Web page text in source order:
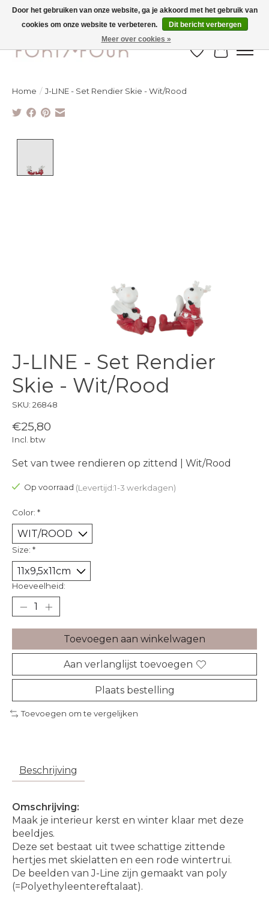
Ontdek de nieuwe najaarscollectie nu in de winkel - selectie online
Verlanglijst
Home / J-LINE - Set Rendier Skie - Wit/Rood
J-LINE - Set Rendier
Skie - Wit/Rood
SKU: 26848
€25,80
Incl. btw
Set van twee rendieren op zittend | Wit/Rood
Op voorraad (Levertijd:1-3 werkdagen)
Color: *
Size: *
Hoeveelheid:
Toevoegen aan winkelwagen
Aan verlanglijst toevoegen
Plaats bestelling
Toevoegen om te vergelijken
Beschrijving
Omschrijving:
Maak je interieur kerst en winter klaar met deze
beeldjes.
Deze set bestaat uit twee schattige zittende
hertjes met skielatten en een rode wintertrui.
De beelden van J-Line zijn gemaakt van poly
(=Polyethyleentereftalaat).
Door het gebruiken van onze website, ga je akkoord met het gebruik van
cookies om onze website te verbeteren.
Dit bericht verbergen
Meer over cookies »